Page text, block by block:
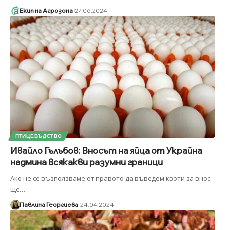
Екип на Агрозона 27.06.2024
ПТИЦЕВЪДСТВО
Ивайло Гълъбов: Вносът на яйца от Украйна
надмина всякакви разумни граници
Ако не се възползваме от правото да въведем квоти за внос
ще…
Павлина Георгиева 24.04.2024